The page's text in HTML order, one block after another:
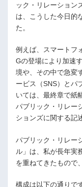
ック・リレーション
は、こうした今日的
た。
例えば、スマートフ
Gの登場により加速
境や、その中で急変
ービス（SNS）とパ
いては、最終章で紙
パブリック・リレー
ションズに関する記
パブリック・リレー
ル」は、私が長年実
を重ねてきたもので
構成は以下の通りで